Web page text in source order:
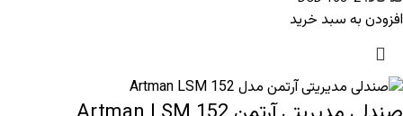
افزودن به سبد خرید